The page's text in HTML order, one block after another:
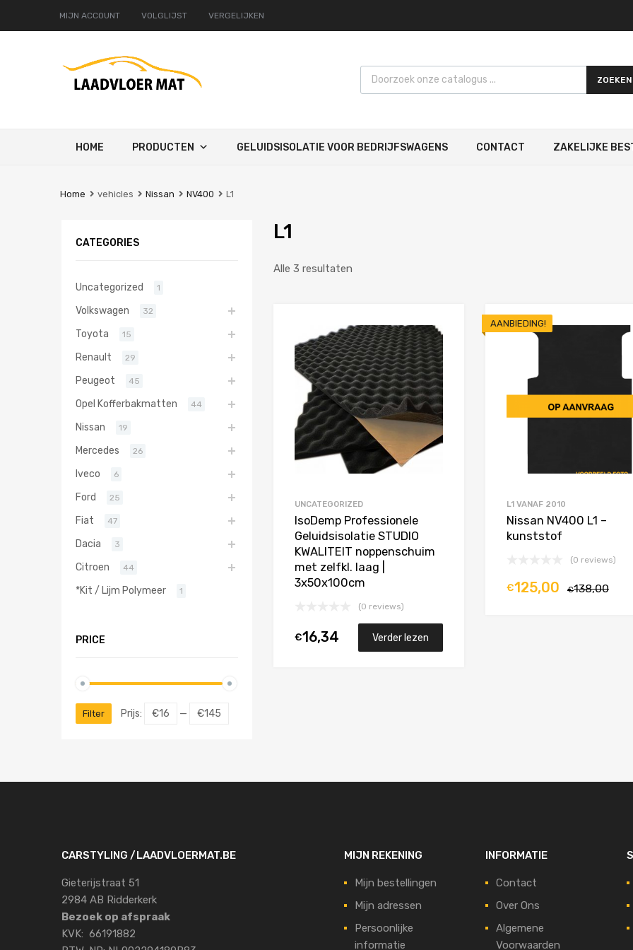
MIJN ACCOUNT VOLGLIJST VERGELIJKEN
Products search ZOEKEN
HOME PRODUCTEN GELUIDSISOLATIE VOOR BEDRIJFSWAGENS CONTACT ZAKELIJKE
Home vehicles Nissan NV400 L1
L1
Alle 3 resultaten
Toevoegen aan Favorieten
UNCATEGORIZED
IsoDemp Professionele
Geluidsisolatie STUDIO
KWALITEIT noppenschuim
met zelfkl. laag |
3x50x100cm
(0 reviews)
€16,34 Verder lezen
AANBIEDING!
L1 VANAF 2010
Nissan NV400 L1 –
kunststof
(0 reviews)
€138,00
€125,00
CATEGORIES
Uncategorized 1
Volkswagen 32
Toyota 15
Renault 29
Peugeot 45
Opel Kofferbakmatten 44
Nissan 19
Mercedes 26
Iveco 6
Ford 25
Fiat 47
Dacia 3
Citroen 44
*Kit / Lijm Polymeer 1
PRICE
Filter Prijs: €16 — €145
CARSTYLING /LAADVLOERMAT.BE
Gieterijstraat 51
2984 AB Ridderkerk
Bezoek op afspraak
KVK: 66191882
MIJN REKENING
Mijn bestellingen
Mijn adressen
Persoonlijke
informatie
INFORMATIE
Contact
Over Ons
Algemene
Voorwaarden